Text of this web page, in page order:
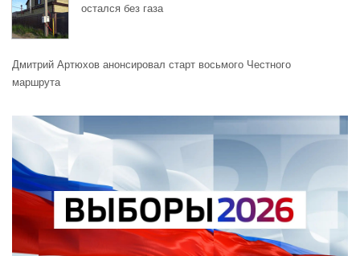
остался без газа
Дмитрий Артюхов анонсировал старт восьмого Честного
маршрута